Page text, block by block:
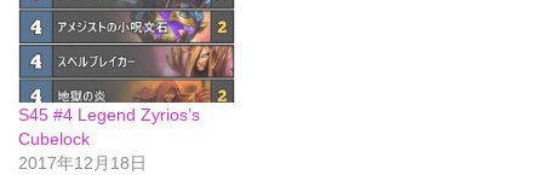
S45 #4 Legend Zyrios’s
Cubelock
2017年12月18日